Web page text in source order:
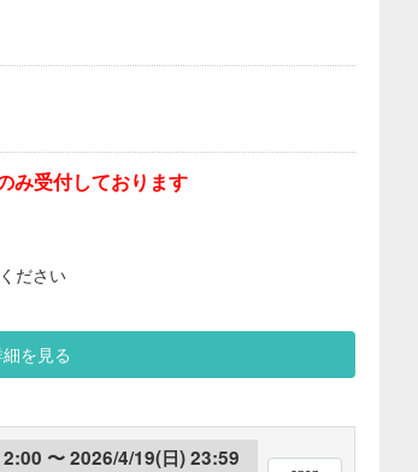
み受付しております
ださい
を見る
2026/4/19(日) 23:59